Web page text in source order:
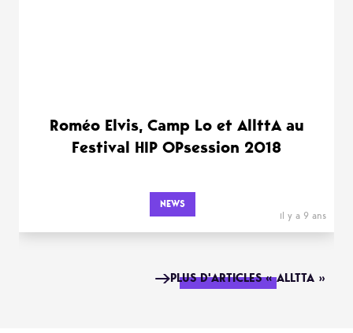
Roméo Elvis, Camp Lo et AllttA au
Festival HIP OPsession 2018
NEWS
il y a 9 ans
PLUS D'ARTICLES « ALLTTA »